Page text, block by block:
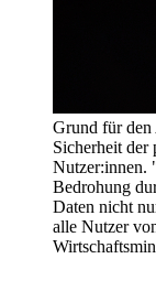
Grund für
Sicherheit der
Nutzer:innen.
Bedrohung
Daten nicht
alle Nutzer